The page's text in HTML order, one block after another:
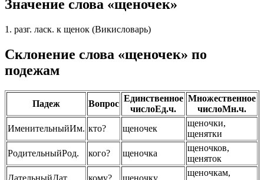
Значение слова «щеночек»
1. разг. ласк. к щенок (Викисловарь)
Склонение слова «щеночек» по
подежам
Падеж Вопрос
Единственное
числоЕд.ч.
Множественное
числоМн.ч.
ИменительныйИм. кто? щеночек
щеночки,
щенятки
РодительныйРод. кого? щеночка
щеночков,
щеняток
ДательныйДат. кому? щеночку
щеночкам,